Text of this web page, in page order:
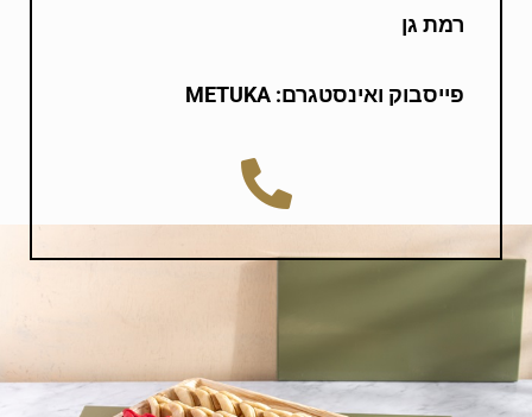
רמת גן
פייסבוק ואינסטגרם: METUKA